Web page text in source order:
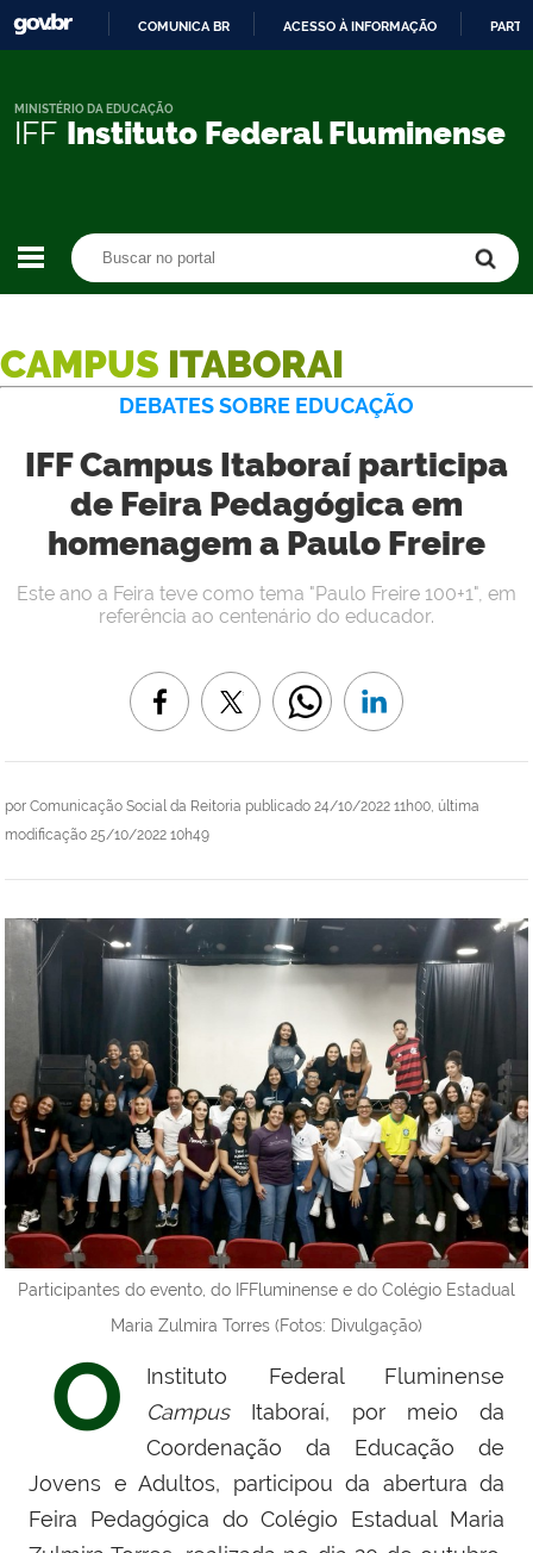
CONTEÚDO
COMUNICA BR ACESSO À INFORMAÇÃO
IFF Instituto Federal Fluminense
MINISTÉRIO DA EDUCAÇÃO
CAMPUS ITABORAI
DEBATES SOBRE EDUCAÇÃO
IFF Campus Itaboraí participa
de Feira Pedagógica em
homenagem a Paulo Freire
por Comunicação Social da Reitoria publicado 24/10/2022 11h00, última
modificação 25/10/2022 10h49
Este ano a Feira teve como tema "Paulo Freire 100+1", em
referência ao centenário do educador.
Participantes do evento, do IFFluminense e do Colégio Estadual
Maria Zulmira Torres (Fotos: Divulgação)
O
Instituto Federal Fluminense
CampusItaboraí, por meio da
Coordenação da Educação de
Jovens e Adultos, participou da abertura da
Feira Pedagógica do Colégio Estadual Maria